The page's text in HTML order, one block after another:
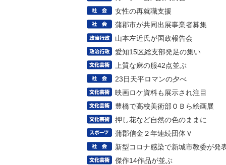
女性の再就職支援
蒲郡市が共同出展事業者募集
山本左近氏が国政報告会
愛知15区総支部発足の集い
上質な麻の服42点並ぶ
23日天平ロマンの夕べ
映画ロケ資料も展示され注目
豊橋で高校美術部ＯＢら絵画展
押し花など自然の色のままに
蒲郡信金２年連続団体Ｖ
新型コロナ感染で新城市教委が発
傑作14作品が並ぶ